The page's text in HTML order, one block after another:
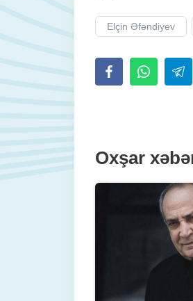
Elçin Əfəndiyev
Oxşar